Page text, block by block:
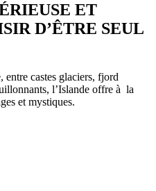
ET
D’ÊTRE SEUL
castes glaciers, fjord
l’Islande offre à la
et mystiques.